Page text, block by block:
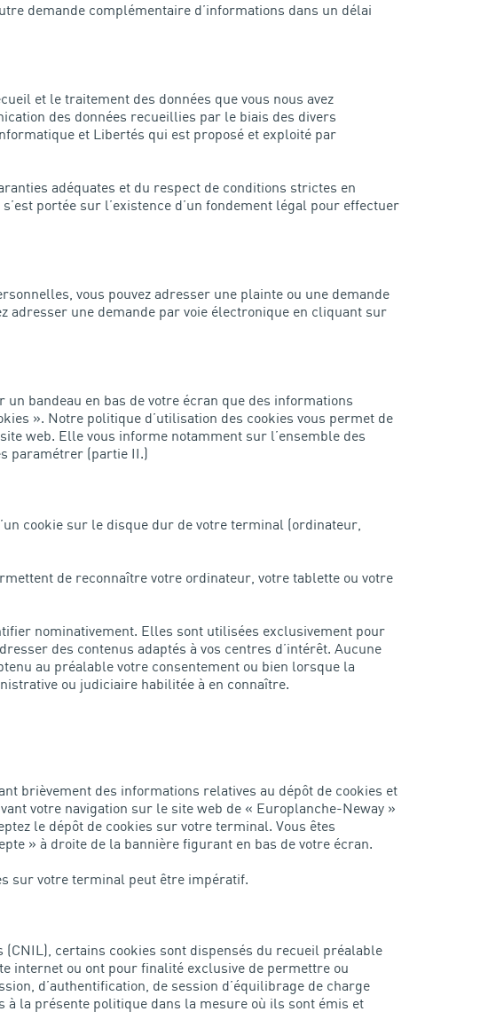
demande complémentaire d’informations dans un délai
et le traitement des données que vous nous avez
des données recueillies par le biais des divers
et Libertés qui est proposé et exploité par
adéquates et du respect de conditions strictes en
portée sur l’existence d’un fondement légal pour effectuer
vous pouvez adresser une plainte ou une demande
adresser une demande par voie électronique en cliquant sur
bandeau en bas de votre écran que des informations
». Notre politique d’utilisation des cookies vous permet de
web. Elle vous informe notamment sur l’ensemble des
paramétrer (partie II.)
cookie sur le disque dur de votre terminal (ordinateur,
de reconnaître votre ordinateur, votre tablette ou votre
nominativement. Elles sont utilisées exclusivement pour
des contenus adaptés à vos centres d’intérêt. Aucune
au préalable votre consentement ou bien lorsque la
ou judiciaire habilitée à en connaître.
brièvement des informations relatives au dépôt de cookies et
votre navigation sur le site web de « Europlanche-Neway »
le dépôt de cookies sur votre terminal. Vous êtes
» à droite de la bannière figurant en bas de votre écran.
sur votre terminal peut être impératif.
certains cookies sont dispensés du recueil préalable
internet ou ont pour finalité exclusive de permettre ou
d’authentification, de session d’équilibrage de charge
la présente politique dans la mesure où ils sont émis et